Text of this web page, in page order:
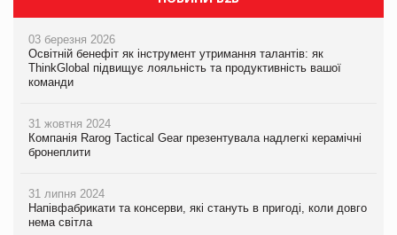
03 березня 2026
Освітній бенефіт як інструмент утримання талантів: як
ThinkGlobal підвищує лояльність та продуктивність вашої
команди
31 жовтня 2024
Компанія Rarog Tactical Gear презентувала надлегкі керамічні
бронеплити
31 липня 2024
Напівфабрикати та консерви, які стануть в пригоді, коли довго
нема світла